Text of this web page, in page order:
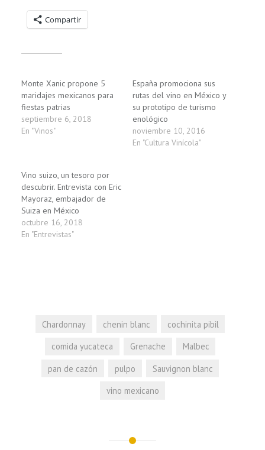
Compartir
Monte Xanic propone 5
maridajes mexicanos para
fiestas patrias
septiembre 6, 2018
En "Vinos"
España promociona sus
rutas del vino en México y
su prototipo de turismo
enológico
noviembre 10, 2016
En "Cultura Vinícola"
Vino suizo, un tesoro por
descubrir. Entrevista con Eric
Mayoraz, embajador de
Suiza en México
octubre 16, 2018
En "Entrevistas"
Chardonnay chenin blanc
cochinita pibil
comida yucateca
Grenache
Malbec
pan de cazón
pulpo
Sauvignon blanc
vino mexicano